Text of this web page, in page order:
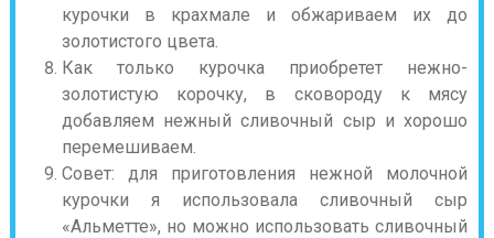
курочки в крахмале и обжариваем их до
золотистого цвета.
Как только курочка приобретет нежно-
золотистую корочку, в сковороду к мясу
добавляем нежный сливочный сыр и хорошо
перемешиваем.
Совет: для приготовления нежной молочной
курочки я использовала сливочный сыр
«Альметте», но можно использовать сливочный